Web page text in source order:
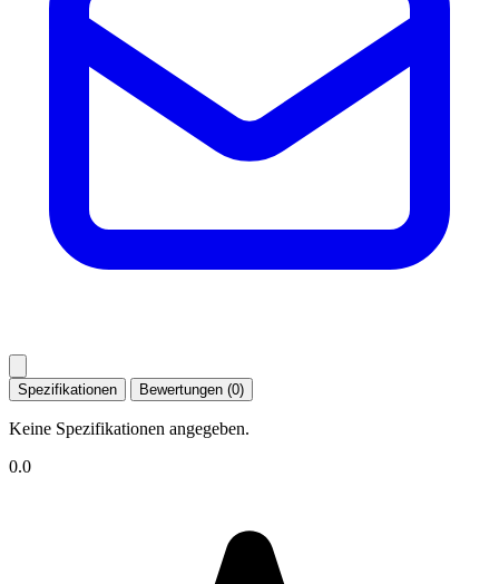
Spezifikationen Bewertungen (0)
Keine Spezifikationen angegeben.
0.0